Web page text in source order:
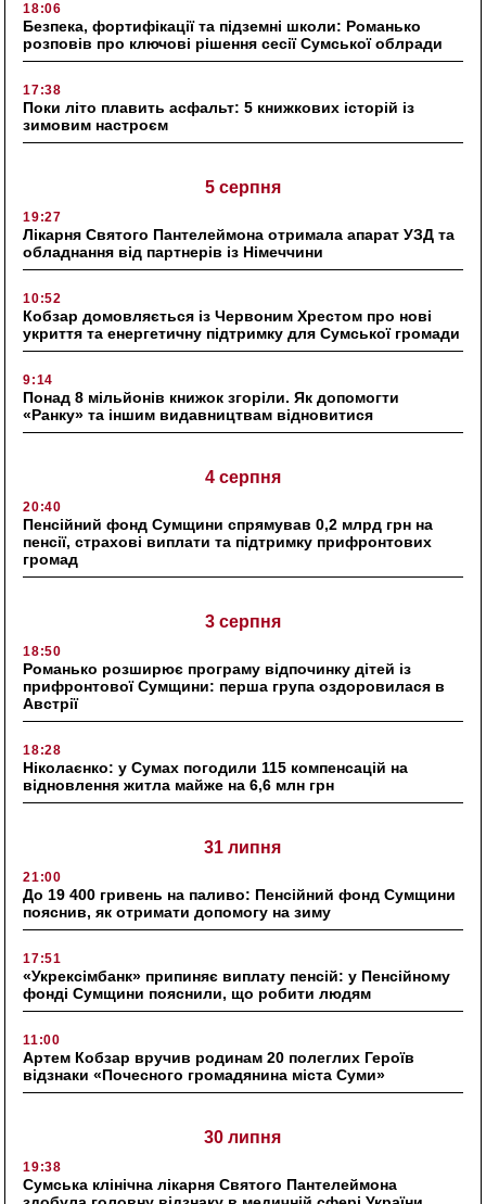
18:06
Безпека, фортифікації та підземні школи: Романько
розповів про ключові рішення сесії Сумської облради
17:38
Поки літо плавить асфальт: 5 книжкових історій із
зимовим настроєм
5 серпня
19:27
Лікарня Святого Пантелеймона отримала апарат УЗД та
обладнання від партнерів із Німеччини
10:52
Кобзар домовляється із Червоним Хрестом про нові
укриття та енергетичну підтримку для Сумської громади
9:14
Понад 8 мільйонів книжок згоріли. Як допомогти
«Ранку» та іншим видавництвам відновитися
4 серпня
20:40
Пенсійний фонд Сумщини спрямував 0,2 млрд грн на
пенсії, страхові виплати та підтримку прифронтових
громад
3 серпня
18:50
Романько розширює програму відпочинку дітей із
прифронтової Сумщини: перша група оздоровилася в
Австрії
18:28
Ніколаєнко: у Сумах погодили 115 компенсацій на
відновлення житла майже на 6,6 млн грн
31 липня
21:00
До 19 400 гривень на паливо: Пенсійний фонд Сумщини
пояснив, як отримати допомогу на зиму
17:51
«Укрексімбанк» припиняє виплату пенсій: у Пенсійному
фонді Сумщини пояснили, що робити людям
11:00
Артем Кобзар вручив родинам 20 полеглих Героїв
відзнаки «Почесного громадянина міста Суми»
30 липня
19:38
Сумська клінічна лікарня Святого Пантелеймона